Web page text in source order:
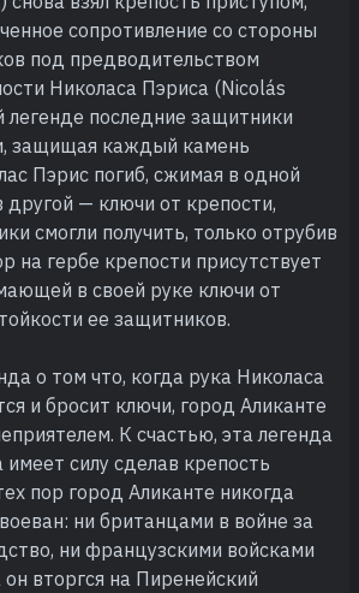
сопротивление со стороны
под предводительством
Николаса Пэриса (Nicolás
легенде последние защитники
защищая каждый камень
Пэрис погиб, сжимая в одной
другой — ключи от крепости,
смогли получить, только отрубив
на гербе крепости присутствует
в своей руке ключи от
ее защитников.
о том что, когда рука Николаса
и бросит ключи, город Аликанте
К счастью, эта легенда
имеет силу сделав крепость
пор город Аликанте никогда
ни британцами в войне за
ни французскими войсками
вторгся на Пиренейский